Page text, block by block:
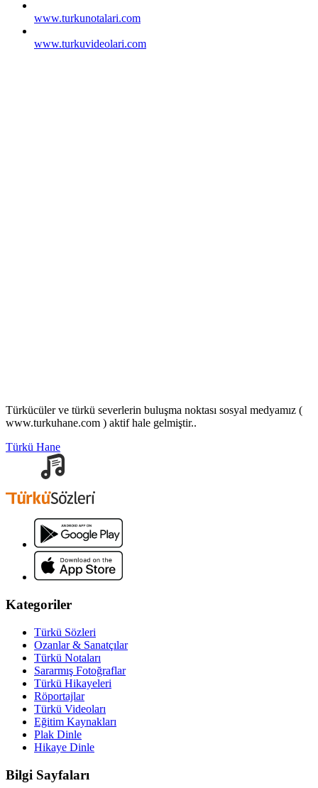
www.turkunotalari.com
www.turkuvideolari.com
Türkücüler ve türkü severlerin buluşma noktası sosyal medyamız (
www.turkuhane.com ) aktif hale gelmiştir..
Türkü Hane
Kategoriler
Türkü Sözleri
Ozanlar & Sanatçılar
Türkü Notaları
Sararmış Fotoğraflar
Türkü Hikayeleri
Röportajlar
Türkü Videoları
Eğitim Kaynakları
Plak Dinle
Hikaye Dinle
Bilgi Sayfaları